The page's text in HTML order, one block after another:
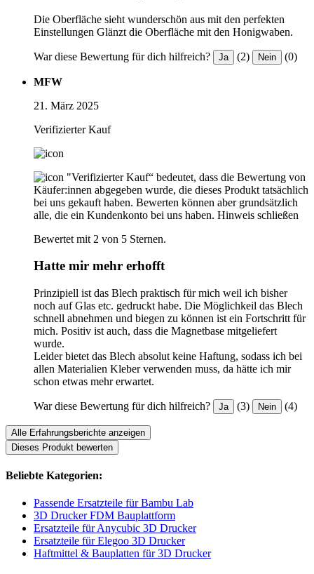
Die Oberfläche sieht wunderschön aus mit den perfekten
Einstellungen Glänzt die Oberfläche mit den Honigwaben.
War diese Bewertung für dich hilfreich? Ja (2) Nein (0)
MFW
21. März 2025
Verifizierter Kauf
"Verifizierter Kauf“ bedeutet, dass die Bewertung von
Käufer:innen abgegeben wurde, die dieses Produkt tatsächlich
bei uns gekauft haben. Bewerten können aber grundsätzlich
alle, die ein Kundenkonto bei uns haben. Hinweis schließen
Bewertet mit 2 von 5 Sternen.
Hatte mir mehr erhofft
Prinzipiell ist das Blech praktisch für mich weil ich bisher
noch auf Glas etc. gedruckt habe. Die Möglichkeil das Blech
schnell abnehmen und biegen zu können ist ein Fortschritt für
mich. Positiv ist auch, dass die Magnetbase mitgeliefert
wurde.
Leider bietet das Blech absolut keine Haftung, sodass ich bei
allen Materialien Kleber verwenden muss, da hätte ich mir
schon etwas mehr erwartet.
War diese Bewertung für dich hilfreich? Ja (3) Nein (4)
Alle Erfahrungsberichte anzeigen
Dieses Produkt bewerten
Beliebte Kategorien:
Passende Ersatzteile für Bambu Lab
3D Drucker FDM Bauplattform
Ersatzteile für Anycubic 3D Drucker
Ersatzteile für Elegoo 3D Drucker
Haftmittel & Bauplatten für 3D Drucker